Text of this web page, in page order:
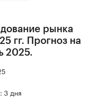
рынка
гг. Прогноз на
2025.
3 дня